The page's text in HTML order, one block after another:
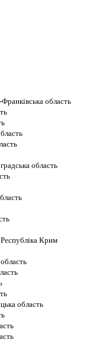
Франківська область
область
Крим
область